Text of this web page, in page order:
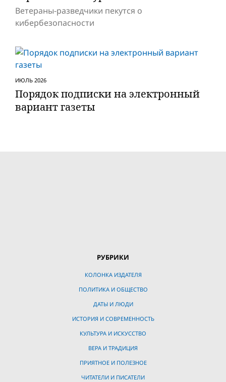
Ветераны-разведчики пекутся о
кибербезопасности
ИЮЛЬ 2026
Порядок подписки на электронный
вариант газеты
РУБРИКИ
КОЛОНКА ИЗДАТЕЛЯ
ПОЛИТИКА И ОБЩЕСТВО
ДАТЫ И ЛЮДИ
ИСТОРИЯ И СОВРЕМЕННОСТЬ
КУЛЬТУРА И ИСКУССТВО
ВЕРА И ТРАДИЦИЯ
ПРИЯТНОЕ И ПОЛЕЗНОЕ
ЧИТАТЕЛИ И ПИСАТЕЛИ